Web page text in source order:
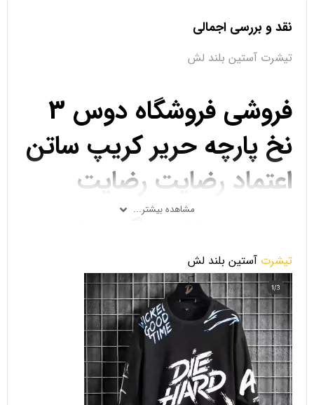
نقد و بررسی اجمالی
تیشرت آستین بلند لش
فروشی فروشگاه دوس 3
نخ پارچه حریر کریپ ساتن
اعتماد رضایت رضایت
بازار فردوسی تیراژه پلاسکو
مشاهده بیشتر...
تیشرت آستین بلند لش